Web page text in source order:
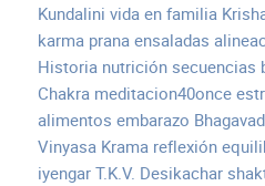
Kundalini vida en familia
karma pranaensaladas
Historia nutriciónsecuencias
Chakra meditacion40once
alimentos embarazo
Vinyasa Krama reflexión
iyengarT.K.V. Desikachar